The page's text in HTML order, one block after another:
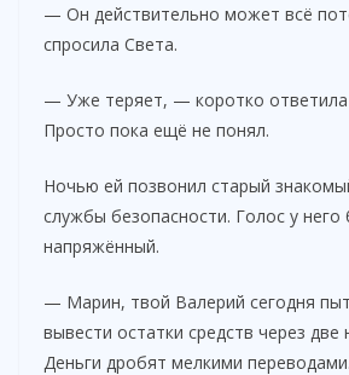
— Он действительно может всё
спросила Света.
— Уже теряет, — коротко
Просто пока ещё не понял.
Ночью ей позвонил старый
службы безопасности. Голос у него
напряжённый.
— Марин, твой Валерий сегодня
вывести остатки средств через
Деньги дробят мелкими